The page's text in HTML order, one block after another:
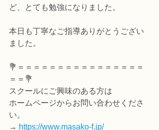
ど、とても勉強になりました。
本日も丁寧なご指導ありがとうござい
ました。
💐＝＝＝＝＝＝＝＝＝＝＝＝＝＝＝＝
＝＝💐
スクールにご興味のある方は
ホームページからお問い合わせくださ
い。
→ https://www.masako-f.jp/